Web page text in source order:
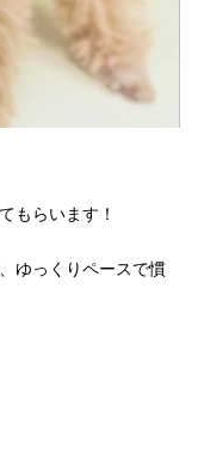
もらいます！
ゆっくりペースで慣